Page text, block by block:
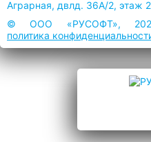
Аграрная, двлд. 36А/2, этаж 2
© ООО «РУСОФТ»,
политика